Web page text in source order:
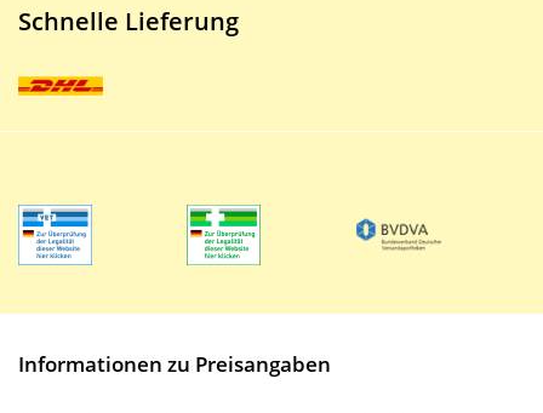
Schnelle Lieferung
Informationen zu Preisangaben